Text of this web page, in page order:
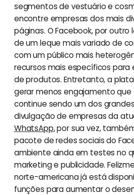
segmentos de vestuário e
encontre empresas dos mais
páginas. O Facebook, por outro
de um leque mais variado de
com um público mais
recursos mais específicos para
de produtos. Entretanto, a
gerar menos engajamento que
continue sendo um dos
divulgação de empresas da
WhatsApp, por sua vez,
pacote de redes sociais do
ambiente ainda em testes no
marketing e publicidade.
norte-americana já está
funções para aumentar o